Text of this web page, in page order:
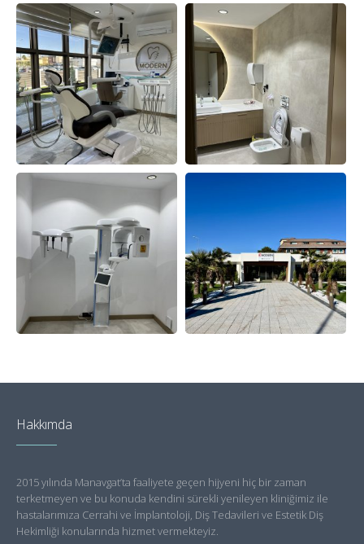
Hakkımda
2015 yılında Manavgat’ta faaliyete geçen hijyeni hiç bir zaman
terketmeyen ve bu konuda kendini sürekli yenileyen kliniğimiz ile
hastalarımıza Cerrahi ve İmplantoloji, Diş Tedavileri ve Estetik Diş
Hekimliği konularında hizmet vermekteyiz.